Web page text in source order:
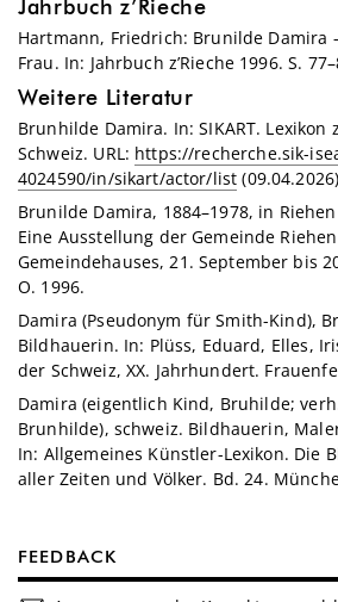
Jahrbuch z’Rieche
Hartmann, Friedrich: Brunilde Damira
Frau. In: Jahrbuch z’Rieche 1996. S.
Weitere Literatur
Brunhilde Damira. In: SIKART.
Schweiz. URL: https://recherche.sik-
4024590/in/sikart/actor/list
Brunilde Damira, 1884–1978, in
Eine Ausstellung der Gemeinde
Gemeindehauses, 21. September bis
O. 1996.
Damira (Pseudonym für Smith-Kind),
Bildhauerin. In: Plüss, Eduard, Elles,
der Schweiz, XX. Jahrhundert.
Damira (eigentlich Kind, Bruhilde;
Brunhilde), schweiz. Bildhauerin,
In: Allgemeines Künstler-Lexikon. Die
aller Zeiten und Völker. Bd. 24.
FEEDBACK